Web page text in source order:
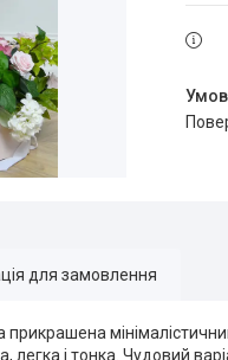
для замовлення
і тонка. Чудовий